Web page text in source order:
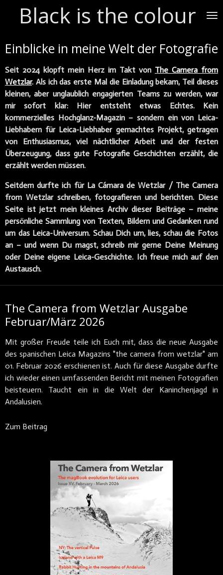
Zum
Hauptinhalt
Black is the colour
Einblicke in meine Welt der Fotografie
Seit 2024 klopft mein Herz im Takt von The Camera from
Wetzlar. Als ich das erste Mal die Einladung bekam, Teil dieses
kleinen, aber unglaublich engagierten Teams zu werden, war
mir sofort klar: Hier entsteht etwas Echtes. Kein
kommerzielles Hochglanz-Magazin – sondern ein von Leica-
Liebhabern für Leica-Liebhaber gemachtes Projekt, getragen
von Enthusiasmus, viel nächtlicher Arbeit und der festen
Überzeugung, dass gute Fotografie Geschichten erzählt, die
erzählt werden müssen.
Seitdem durfte ich für La Cámara de Wetzlar / The Camera
from Wetzlar schreiben, fotografieren und berichten. Diese
Seite ist jetzt mein kleines Archiv dieser Beiträge – meine
persönliche Sammlung von Texten, Bildern und Gedanken rund
um das Leica-Universum. Schau Dich um, lies, schau die Fotos
an – und wenn Du magst, schreib mir gerne Deine Meinung
oder Deine eigene Leica-Geschichte. Ich freue mich auf den
Austausch.
The Camera from Wetzlar Ausgabe
Februar/März 2026
Mit großer Freude teile ich Euch mit, dass die neue Ausgabe
des spanischen Leica Magazins "the camera from wetzlar" am
01. Februar 2026 erschienen ist. Auch für diese Ausgabe durfte
ich wieder einen umfassenden Bericht mit meinen Fotografien
beisteuern. Taucht ein in die Welt der Kaninchenjagd in
Andalusien.
Zum Beitrag